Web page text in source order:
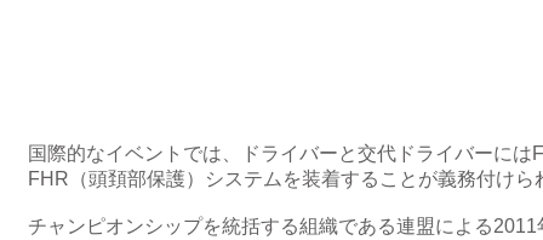
国際的なイベントでは、ドライバーと交代ドライバーには
FHR（頭頚部保護）システムを装着することが義務付けら
チャンピオンシップを統括する組織である連盟による